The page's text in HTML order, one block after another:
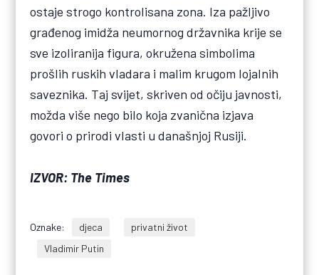
ostaje strogo kontrolisana zona. Iza pažljivo
građenog imidža neumornog državnika krije se
sve izoliranija figura, okružena simbolima
prošlih ruskih vladara i malim krugom lojalnih
saveznika. Taj svijet, skriven od očiju javnosti,
možda više nego bilo koja zvanična izjava
govori o prirodi vlasti u današnjoj Rusiji.
IZVOR: The Times
Oznake: djeca
privatni život
Vladimir Putin